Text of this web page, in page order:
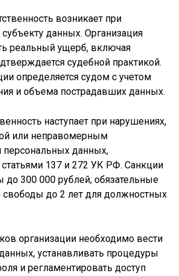
возникает при
данных. Организация
реальный ущерб, включая
судебной практикой.
определяется судом с учетом
и объема пострадавших данных.
наступает при нарушениях,
или неправомерным
персональных данных,
137 и 272 УК РФ. Санкции
300 000 рублей, обязательные
до 2 лет для должностных
организации необходимо вести
устанавливать процедуры
и регламентировать доступ